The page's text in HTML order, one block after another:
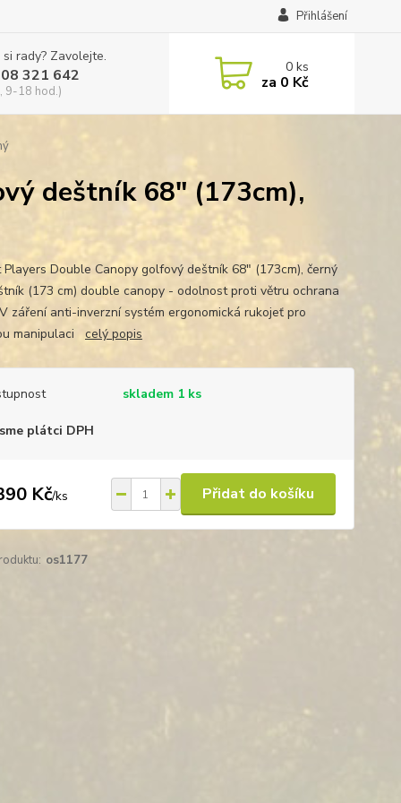
Přihlášení
rady? Zavolejte.
321 642
9-18 hod.)
0ks
za 0 Kč
deštník 68" (173cm),
Double Canopy golfový deštník 68" (173cm), černý
(173 cm) double canopy - odolnost proti větru ochrana
záření anti-inverzní systém ergonomická rukojeť pro
manipulaci celý popis
skladem 1 ks
plátci DPH
Kč/ks Přidat do košíku
os1177